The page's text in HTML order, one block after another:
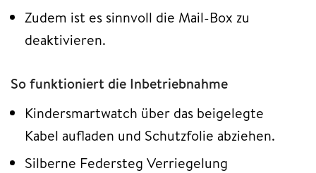
Zudem ist es sinnvoll die Mail-Box zu
deaktivieren.
So funktioniert die Inbetriebnahme
Kindersmartwatch über das beigelegte
Kabel aufladen und Schutzfolie abziehen.
Silberne Federsteg Verriegelung